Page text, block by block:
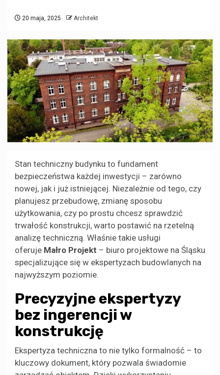
20 maja, 2025 Architekt
Stan techniczny budynku to fundament
bezpieczeństwa każdej inwestycji – zarówno
nowej, jak i już istniejącej. Niezależnie od tego, czy
planujesz przebudowę, zmianę sposobu
użytkowania, czy po prostu chcesz sprawdzić
trwałość konstrukcji, warto postawić na rzetelną
analizę techniczną. Właśnie takie usługi
oferuje Małro Projekt – biuro projektowe na Śląsku
specjalizujące się w ekspertyzach budowlanych na
najwyższym poziomie.
Precyzyjne ekspertyzy
bez ingerencji w
konstrukcję
Ekspertyza techniczna to nie tylko formalność – to
kluczowy dokument, który pozwala świadomie